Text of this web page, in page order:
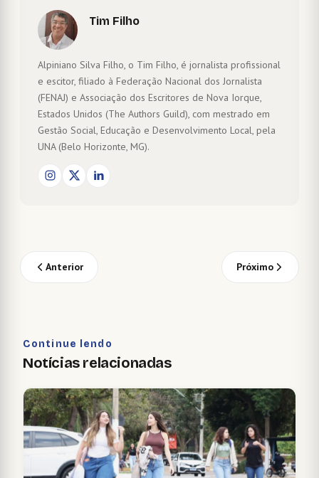
Tim Filho
Alpiniano Silva Filho, o Tim Filho, é jornalista profissional
e escitor, filiado à Federação Nacional dos Jornalista
(FENAJ) e Associação dos Escritores de Nova Iorque,
Estados Unidos (The Authors Guild), com mestrado em
Gestão Social, Educação e Desenvolvimento Local, pela
UNA (Belo Horizonte, MG).
Anterior Próximo
Continue lendo
Notícias relacionadas